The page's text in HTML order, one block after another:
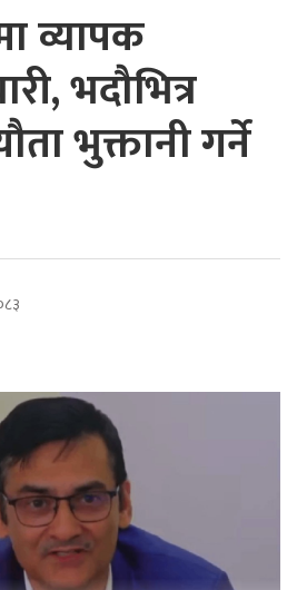
व्यापक
भदौभित्र
भुक्तानी गर्ने